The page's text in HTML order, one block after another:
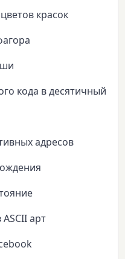
красок
кода в десятичный
адресов
арт